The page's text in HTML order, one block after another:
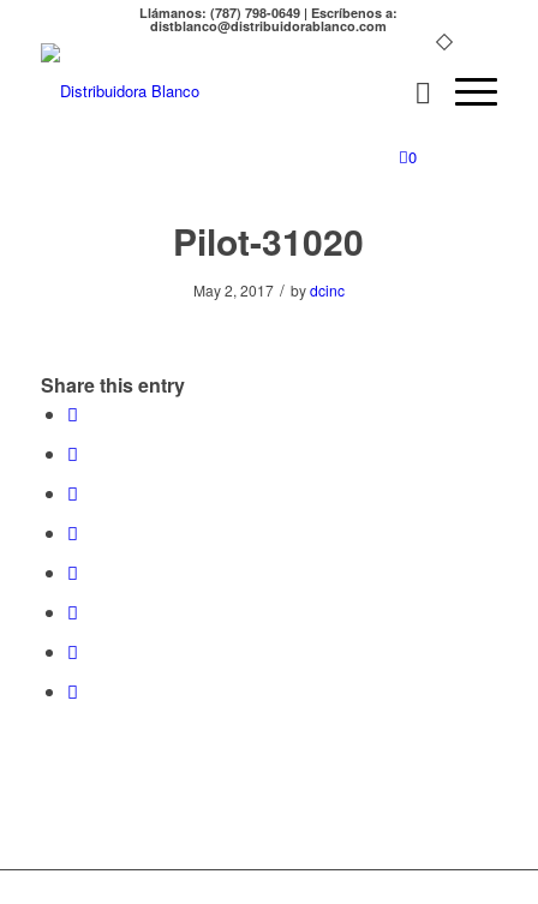
Llámanos: (787) 798-0649 | Escríbenos a:
distblanco@distribuidorablanco.com
0
Pilot-31020
May 2, 2017 / bydcinc
Share this entry